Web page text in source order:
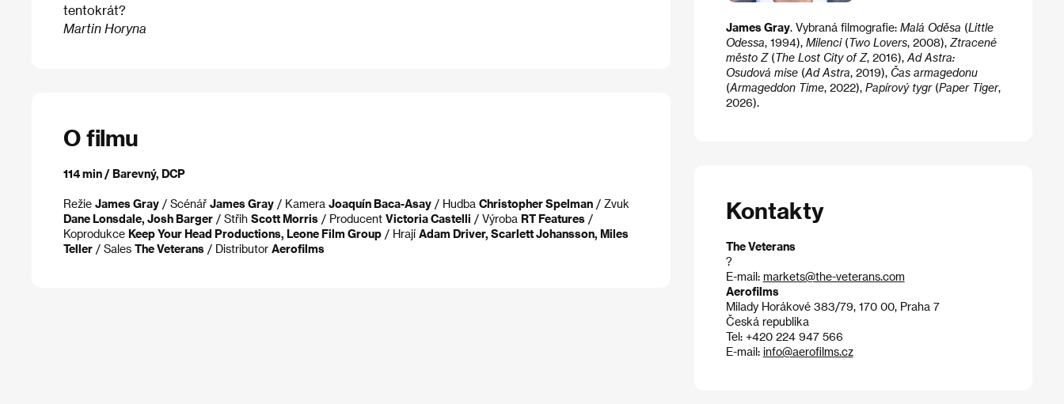
tentokrát?
Martin Horyna
O filmu
114 min / Barevný, DCP
Režie James Gray / Scénář James Gray / Kamera Joaquín Baca-Asay / Hudba Christopher Spelman / Zvuk
Dane Lonsdale, Josh Barger / Střih Scott Morris / Producent Victoria Castelli / Výroba RT Features /
Koprodukce Keep Your Head Productions, Leone Film Group / Hrají Adam Driver, Scarlett Johansson, Miles
Teller / Sales The Veterans / Distributor Aerofilms
James Gray. Vybraná filmografie: Malá Oděsa (Little
Odessa, 1994), Milenci(Two Lovers, 2008), Ztracené
město Z(The Lost City of Z, 2016), Ad Astra:
Osudová mise (Ad Astra, 2019), Čas armagedonu
(Armageddon Time, 2022), Papírový tygr (Paper Tiger,
2026).
Kontakty
The Veterans
?
E-mail: markets@the-veterans.com
Aerofilms
Milady Horákové 383/79, 170 00, Praha 7
Česká republika
Tel: +420 224 947 566
E-mail: info@aerofilms.cz